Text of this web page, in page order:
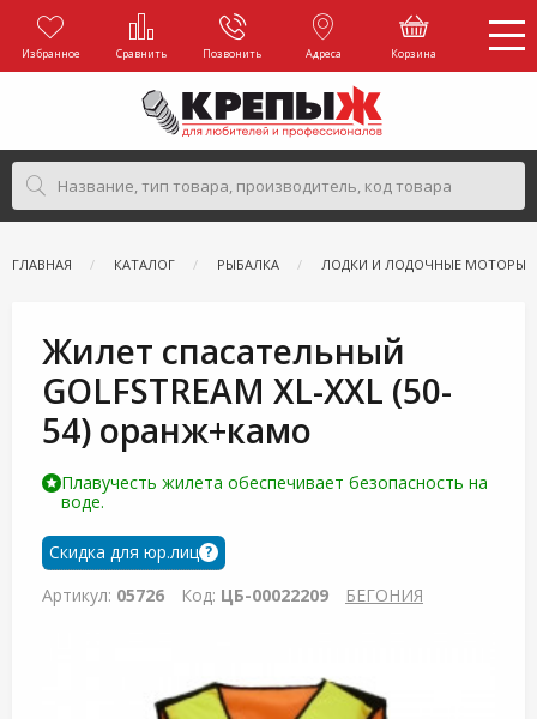
Избранное Сравнить Позвонить Адреса Корзина
ГЛАВНАЯ КАТАЛОГ РЫБАЛКА ЛОДКИ И ЛОДОЧНЫЕ МОТОРЫ
Жилет спасательный
GOLFSTREAM XL-XXL (50-
54) оранж+камо
Плавучесть жилета обеспечивает безопасность на
воде.
Скидка для юр.лиц ?
Артикул: 05726 Код: ЦБ-00022209 БЕГОНИЯ